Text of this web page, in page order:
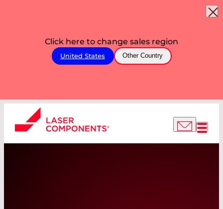
Click here to change sales region
United States Other Country